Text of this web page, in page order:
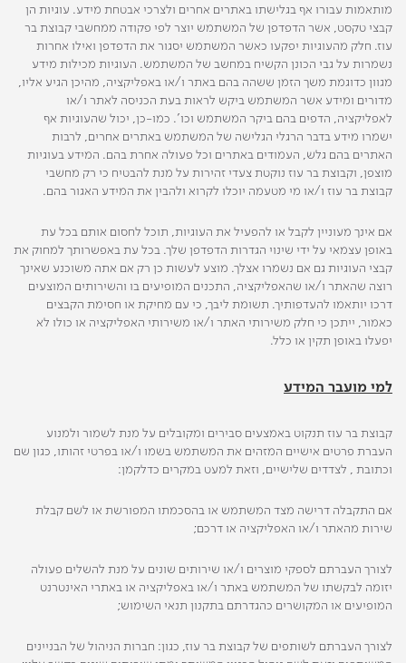
מותאמות עבורו אף בגלישתו באתרים אחרים ולצרכי אבטחת מידע. עוגיות הן
קבצי טקסט, אשר הדפדפן של המשתמש יוצר לפי פקודה ממחשבי קבוצת בר
עוז. חלק מהעוגיות יפקעו כאשר המשתמש יסגור את הדפדפן ואילו אחרות
נשמרות על גבי הכונן הקשיח במחשב של המשתמש. העוגיות מכילות מידע
מגוון כדוגמת משך הזמן ששהה בהם באתר ו/או באפליקציה, מהיכן הגיע אליו,
מדורים ומידע אשר המשתמש ביקש לראות בעת הכניסה לאתר ו/או
לאפליקציה, הדפים בהם ביקר המשתמש וכו'. כמו-כן, יכול שהעוגיות אף
ישמרו מידע בדבר הרגלי הגלישה של המשתמש באתרים אחרים, לרבות
האתרים בהם גלש, העמודים באתרים וכל פעולה אחרת בהם. המידע בעוגיות
מוצפן, וקבוצת בר עוז נוקטת צעדי זהירות על מנת להבטיח כי רק מחשבי
קבוצת בר עוז ו/או מי מטעמה יוכלו לקרוא ולהבין את המידע האגור בהם.
אם אינך מעוניין לקבל או להפעיל את העוגיות, תוכל לחסום אותם בכל עת
באופן עצמאי על ידי שינוי הגדרות הדפדפן שלך. בכל עת באפשרותך למחוק את
קבצי העוגיות גם אם נשמרו אצלך. מוצע לעשות כן רק אם אתה משוכנע שאינך
רוצה שהאתר ו/או שהאפליקציה, התכנים המופיעים בו והשירותים המוצעים
דרכו יותאמו להעדפותיך. תשומת ליבך, כי עם מחיקת או חסימת הקבצים
כאמור, ייתכן כי חלק משירותי האתר ו/או משירותי האפליקציה או כולו לא
יפעלו באופן תקין או כלל.
למי מועבר המידע
קבוצת בר עוז תנקוט באמצעים סבירים ומקובלים על מנת לשמור ולמנוע
העברת פרטים אישיים המזהים את המשתמש בשמו ו/או בפרטי זהותו, כגון שם
וכתובת , לצדדים שלישיים, וזאת למעט במקרים כדלקמן:
אם התקבלה דרישה מצד המשתמש או בהסכמתו המפורשת או לשם קבלת
שירות מהאתר ו/או האפליקציה או דרכם;
לצורך העברתם לספקי מוצרים ו/או שירותים שונים על מנת להשלים פעולה
יזומה לבקשתו של המשתמש באתר ו/או באפליקציה או באתרי האינטרנט
המופיעים או המקושרים כהגדרתם בתקנון תנאי השימוש;
לצורך העברתם לשותפים של קבוצת בר עוז, כגון: חברות הניהול של הבניינים